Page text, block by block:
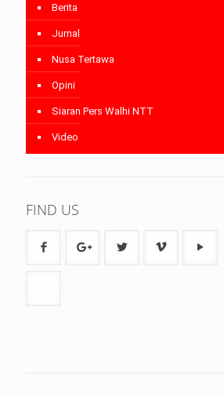
Berita
Jurnal
Nusa Tertawa
Opini
Siaran Pers Walhi NTT
Video
FIND US